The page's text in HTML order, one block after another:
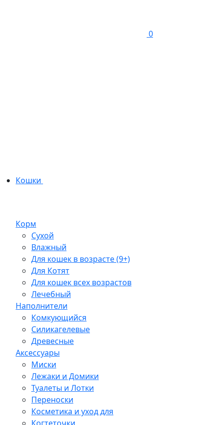
0
Кошки
Корм
Сухой
Влажный
Для кошек в возрасте (9+)
Для Котят
Для кошек всех возрастов
Лечебный
Наполнители
Комкующийся
Силикагелевые
Древесные
Аксессуары
Миски
Лежаки и Домики
Туалеты и Лотки
Переноски
Косметика и уход для